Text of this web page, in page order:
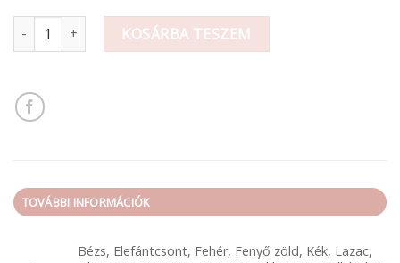
Pentart Akrilfesték Fényes 50ml / Választható színek mennyiség
KOSÁRBA TESZEM
TOVÁBBI INFORMÁCIÓK
Bézs, Elefántcsont, Fehér, Fenyő zöld, Kék, Lazac,